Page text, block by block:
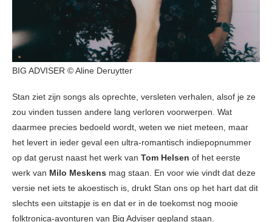
BIG ADVISER © Aline Deruytter
Stan ziet zijn songs als oprechte, versleten verhalen, alsof je ze
zou vinden tussen andere lang verloren voorwerpen. Wat
daarmee precies bedoeld wordt, weten we niet meteen, maar
het levert in ieder geval een ultra-romantisch indiepopnummer
op dat gerust naast het werk van Tom Helsen of het eerste
werk van Milo Meskens mag staan. En voor wie vindt dat deze
versie net iets te akoestisch is, drukt Stan ons op het hart dat dit
slechts een uitstapje is en dat er in de toekomst nog mooie
folktronica-avonturen van Big Adviser gepland staan.